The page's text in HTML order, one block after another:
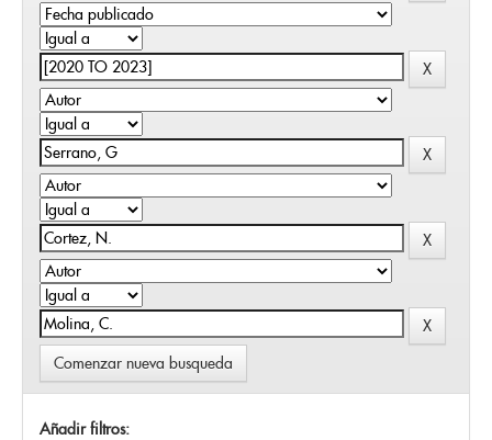
Comenzar nueva busqueda
Añadir filtros: